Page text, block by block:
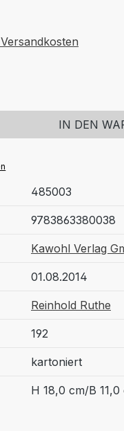
Gib denIN DEN
485003
9783863380038
Kawohl Verlag
01.08.2014
Reinhold Ruthe
192
kartoniert
H 18,0 cm/B 11,0